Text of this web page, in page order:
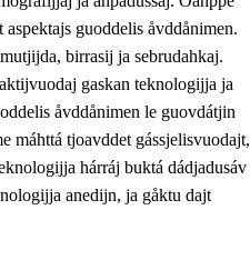
iellemrijbadibme
guoddelis åvddånimen.
birrasij ja sebrudahkaj.
gaskan teknologijja ja
åvddånimen le guovdátjin
máhttá tjoavddet gássjelisvuodajt,
hárráj buktá dádjadusáv
anedijn, ja gåktu dajt